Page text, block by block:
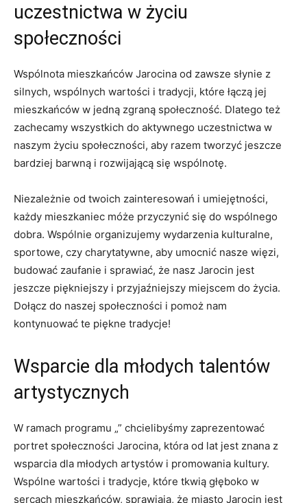
uczestnictwa w życiu
społeczności
Wspólnota mieszkańców ‍Jarocina od‌ zawsze słynie ⁣z
silnych, wspólnych wartości i tradycji, które ⁣łączą jej
mieszkańców‍ w jedną⁤ zgraną społeczność. Dlatego też
zachecamy wszystkich do aktywnego uczestnictwa w
naszym życiu społeczności, aby razem tworzyć jeszcze
bardziej barwną i rozwijającą⁢ się wspólnotę.
Niezależnie⁢ od‍ twoich‌ zainteresowań ‍i umiejętności,
⁢każdy‍ mieszkaniec​ móże przyczynić się do​ wspólnego⁢
dobra. Wspólnie organizujemy‍ wydarzenia ‌kulturalne,
sportowe, czy ⁤charytatywne, ‍aby umocnić nasze ⁣więzi,
budować zaufanie i ‌sprawiać, że⁣ nasz Jarocin⁢ jest⁢
jeszcze piękniejszy i przyjaźniejszy miejscem do ⁣życia.
‍Dołącz do naszej‍ społeczności i pomoż nam
kontynuować te piękne⁢ tradycje!
Wsparcie dla młodych​ talentów
artystycznych
W ramach programu „” chcielibyśmy zaprezentować
portret ⁤społeczności Jarocina, która od lat⁢ jest znana z
wsparcia ⁤dla młodych ‍artystów ‌i promowania ​kultury.
Wspólne wartości i tradycje, które⁣ tkwią​ głęboko ‍w​
sercach⁢ mieszkańców, sprawiają, że miasto‍ Jarocin jest⁢